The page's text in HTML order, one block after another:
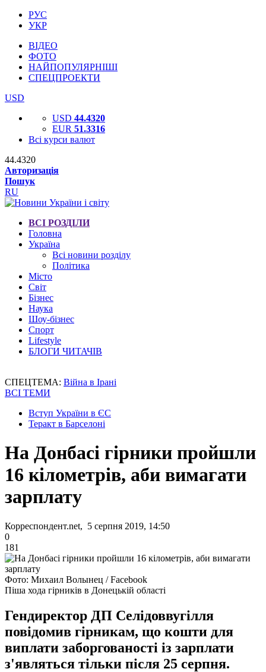
РУС
УКР
ВІДЕО
ФОТО
НАЙПОПУЛЯРНІШІ
СПЕЦПРОЕКТИ
USD
USD 44.4320
EUR 51.3316
Всі курси валют
44.4320
Авторизація
Пошук
RU
ВСІ РОЗДІЛИ
Головна
Україна
Всі новини розділу
Політика
Місто
Світ
Бізнес
Наука
Шоу-бізнес
Спорт
Lifestyle
БЛОГИ ЧИТАЧІВ
СПЕЦТЕМА: Війна в Ірані
ВСІ ТЕМИ
Вступ України в ЄС
Теракт в Барселоні
На Донбасі гірники пройшли
16 кілометрів, аби вимагати
зарплату
Корреспондент.net, 5 серпня 2019, 14:50
0
181
Фото: Михаил Волынец / Facebook
Піша хода гірників в Донецькій області
Гендиректор ДП Селідоввугілля
повідомив гірникам, що кошти для
виплати заборгованості із зарплати
з'являться тільки після 25 серпня.